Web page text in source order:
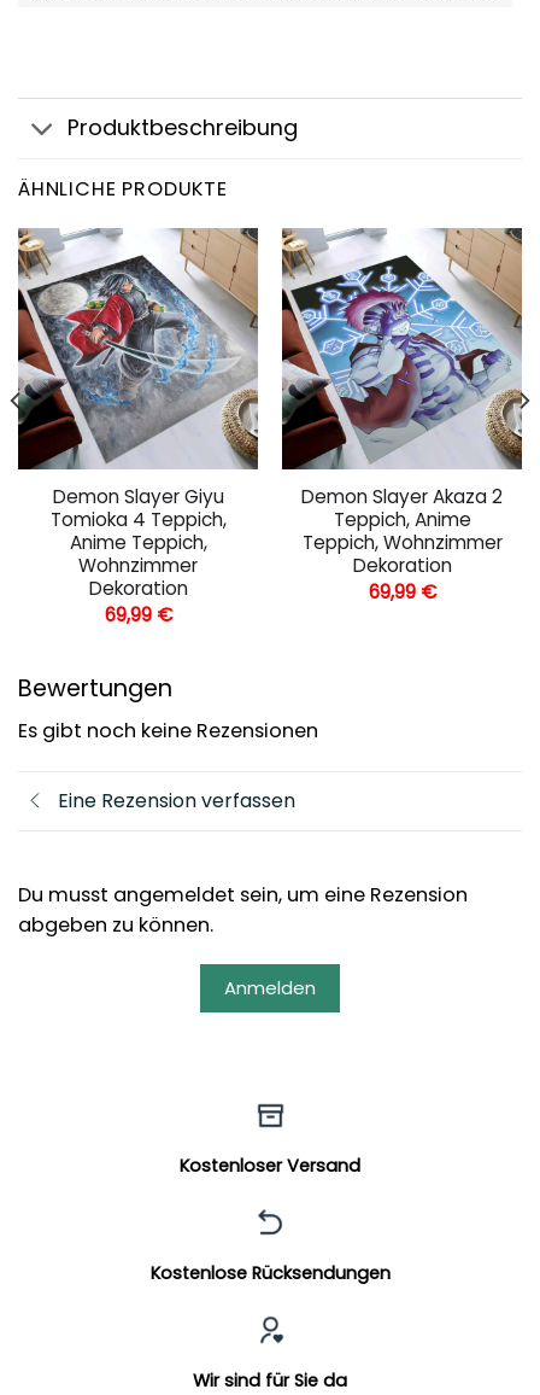
Produktbeschreibung
ÄHNLICHE PRODUKTE
Demon Slayer Giyu
Tomioka 4 Teppich,
Anime Teppich,
Wohnzimmer
Dekoration
69,99 €
Demon Slayer Akaza 2
Teppich, Anime
Teppich, Wohnzimmer
Dekoration
69,99 €
Bewertungen
Es gibt noch keine Rezensionen
Eine Rezension verfassen
Du musst angemeldet sein, um eine Rezension
abgeben zu können.
Anmelden
Kostenloser Versand
Kostenlose Rücksendungen
Wir sind für Sie da